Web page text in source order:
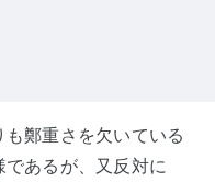
鄭重さを欠いている
あるが、又反対に